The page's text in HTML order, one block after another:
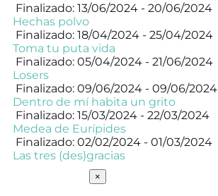
Finalizado: 13/06/2024 - 20/06/2024
Hechas polvo
Finalizado: 18/04/2024 - 25/04/2024
Toma tu puta vida
Finalizado: 05/04/2024 - 21/06/2024
Losers
Finalizado: 09/06/2024 - 09/06/2024
Dentro de mí habita un grito
Finalizado: 15/03/2024 - 22/03/2024
Medea de Eurípides
Finalizado: 02/02/2024 - 01/03/2024
Las tres (des)gracias
×